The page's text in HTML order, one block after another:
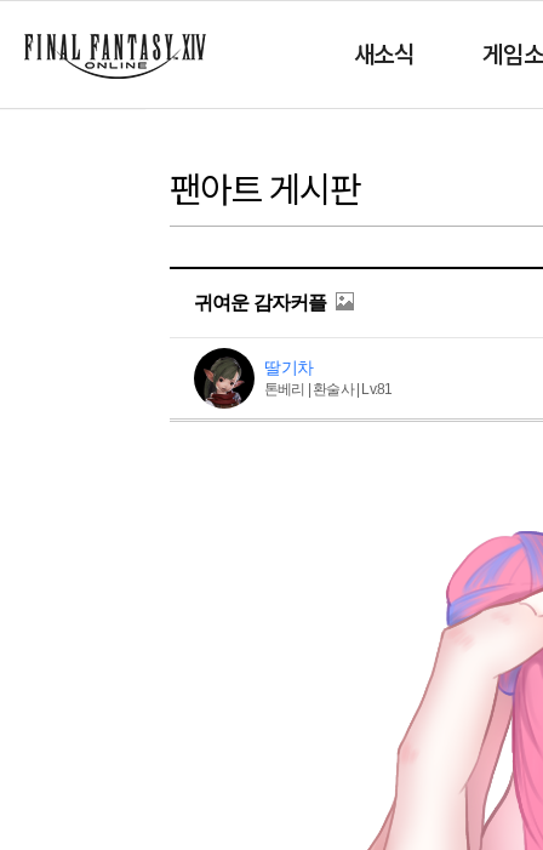
새소식 게임
팬아트 게시판
귀여운 감자커플
딸기차
톤베리 | 환술사 | Lv.81